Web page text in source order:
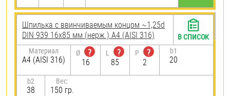
Шпилька c ввинчиваемым концом ~1,25d
DIN 939 16х85 мм (нерж.) A4 (AISI 316)
Материал
A4 (AISI 316)
Ø
?
16
L
?
85
P
?
2
b1
20
b2
38
Вес:
150 гр.
В СПИСОК